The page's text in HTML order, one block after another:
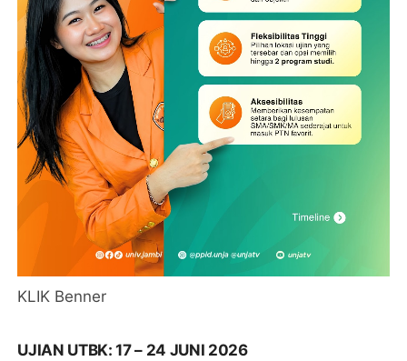
KLIK Benner
UJIAN UTBK: 17 – 24 JUNI 2026